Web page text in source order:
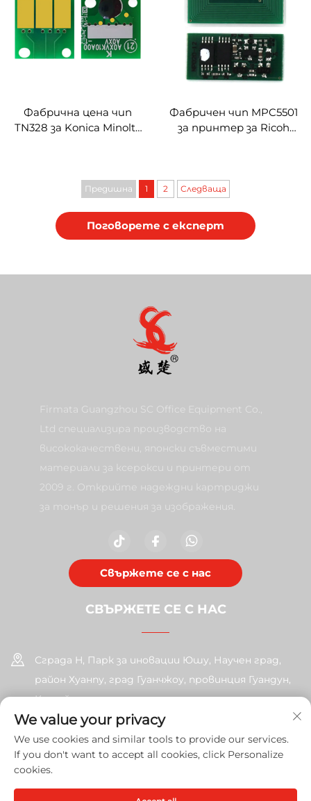
копиралка
Фабрична цена чип
TN328 за Konica Minolta
Фабричен чип MPC5501
за принтер за Ricoh
тонери чип
Предишна 1 2 Следваща
Поговорете с експерт
Firmata Guangzhou SC Office Equipment Co.,
Ltd специализира производство на
висококачествени, японски съвместими
материали за ксерокси и принтери от
2009 г. Открийте надеждни картриджи
за тонър и решения за изображения.
Свържете се с нас
СВЪРЖЕТЕ СЕ С НАС
Сграда H, Парк за иновации Юшу, Научен град,
район Хуанпу, град Гуанчжоу, провинция Гуандун,
Китай
+86-17585526413
[email protected]
We value your privacy
We use cookies and similar tools to provide our services.
If you don't want to accept all cookies, click Personalize
cookies.